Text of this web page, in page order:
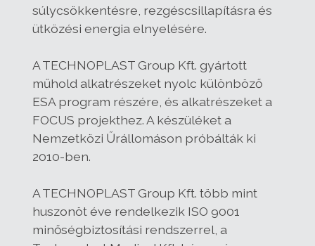
súlycsökkentésre, rezgéscsillapításra és
ütközési energia elnyelésére.
A TECHNOPLAST Group Kft. gyártott
műhold alkatrészeket nyolc különböző
ESA program részére, és alkatrészeket a
FOCUS projekthez. A készüléket a
Nemzetközi Űrállomáson próbálták ki
2010-ben.
A TECHNOPLAST Group Kft. több mint
huszonöt éve rendelkezik ISO 9001
minőségbiztosítási rendszerrel, a